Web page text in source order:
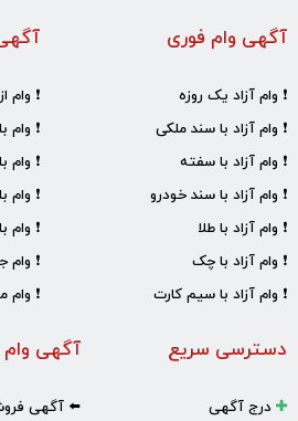
❗ وام
❗ وام
❗ وام
❗
❗ وام
❗ وام
❗
آگهی وام فوری
❗ وام آزاد یک روزه
❗ وام آزاد با سند ملکی
❗ وام آزاد با سفته
❗ وام آزاد با سند خودرو
❗ وام آزاد با طلا
❗ وام آزاد با چک
❗ وام آزاد با سیم کارت
آگهی
⬅️ آگهی
دسترسی سریع
درج آگهی